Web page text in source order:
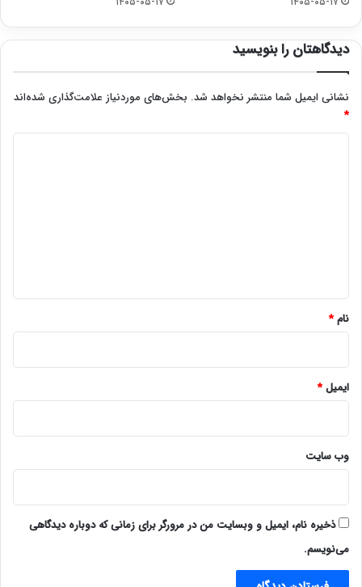
دیدگاهتان را بنویسید
نشانی ایمیل شما منتشر نخواهد شد. بخش‌های موردنیاز علامت‌گذاری شده‌اند
*
نام*
ایمیل*
وب‌ سایت
ذخیره نام، ایمیل و وبسایت من در مرورگر برای زمانی که دوباره دیدگاهی
می‌نویسم.